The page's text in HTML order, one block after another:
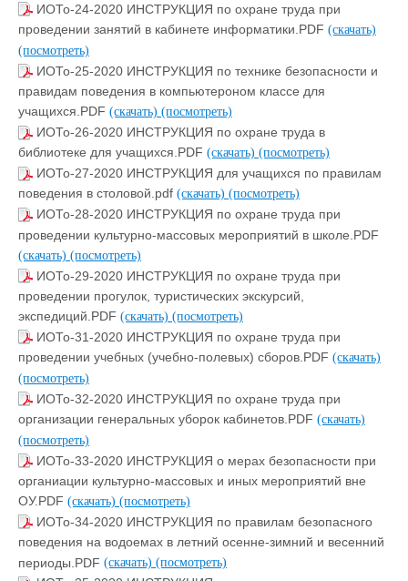
ИОТо-24-2020 ИНСТРУКЦИЯ по охране труда при
проведении занятий в кабинете информатики.PDF (скачать)
(посмотреть)
ИОТо-25-2020 ИНСТРУКЦИЯ по технике безопасности и
правидам поведения в компьютероном классе для
учащихся.PDF (скачать) (посмотреть)
ИОТо-26-2020 ИНСТРУКЦИЯ по охране труда в
библиотеке для учащихся.PDF (скачать) (посмотреть)
ИОТо-27-2020 ИНСТРУКЦИЯ для учащихся по правилам
поведения в столовой.pdf (скачать) (посмотреть)
ИОТо-28-2020 ИНСТРУКЦИЯ по охране труда при
проведении культурно-массовых мероприятий в школе.PDF
(скачать) (посмотреть)
ИОТо-29-2020 ИНСТРУКЦИЯ по охране труда при
проведении прогулок, туристических экскурсий,
экспедиций.PDF (скачать) (посмотреть)
ИОТо-31-2020 ИНСТРУКЦИЯ по охране труда при
проведении учебных (учебно-полевых) сборов.PDF (скачать)
(посмотреть)
ИОТо-32-2020 ИНСТРУКЦИЯ по охране труда при
организации генеральных уборок кабинетов.PDF (скачать)
(посмотреть)
ИОТо-33-2020 ИНСТРУКЦИЯ о мерах безопасности при
органиации культурно-массовых и иных мероприятий вне
ОУ.PDF (скачать) (посмотреть)
ИОТо-34-2020 ИНСТРУКЦИЯ по правилам безопасного
поведения на водоемах в летний осенне-зимний и весенний
периоды.PDF (скачать) (посмотреть)